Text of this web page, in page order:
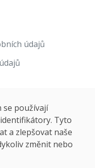
údajů
se používají
Tyto
a zlepšovat naše
změnit nebo